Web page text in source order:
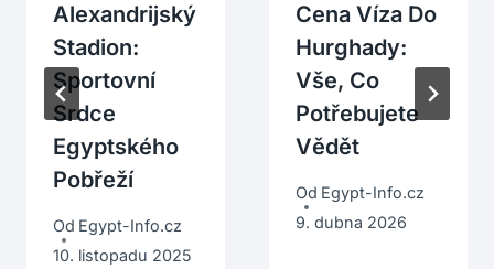
Alexandrijský
Stadion:
Sportovní
Srdce
Egyptského
Pobřeží
Od Egypt-Info.cz
10. listopadu 2025
Cena Víza Do
Hurghady:
Vše, Co
Potřebujete
Vědět
Od Egypt-Info.cz
9. dubna 2026